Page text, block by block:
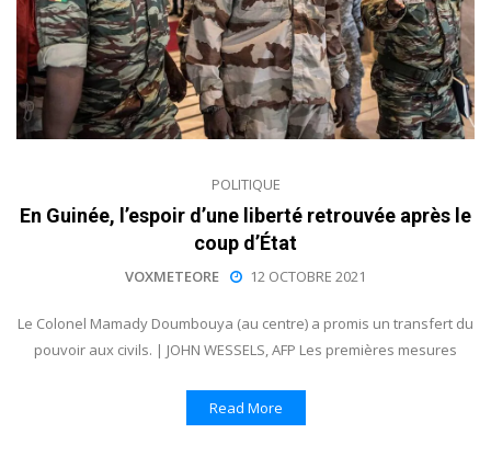
POLITIQUE
En Guinée, l’espoir d’une liberté retrouvée après le
coup d’État
VOXMETEORE 12 OCTOBRE 2021
Le Colonel Mamady Doumbouya (au centre) a promis un transfert du
pouvoir aux civils. | JOHN WESSELS, AFP Les premières mesures
Read More